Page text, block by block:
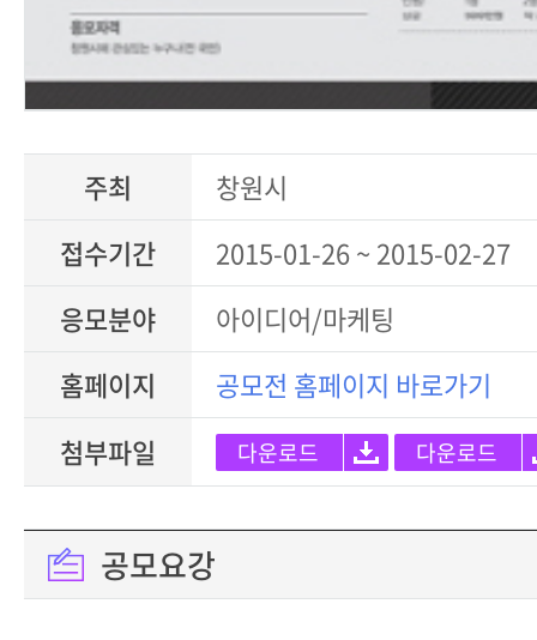
주최
창원시
접수기간
2015-01-26 ~ 2015-02-27
응모분야
아이디어/마케팅
홈페이지
공모전 홈페이지 바로가기
첨부파일
다운로드 다운로드
공모요강